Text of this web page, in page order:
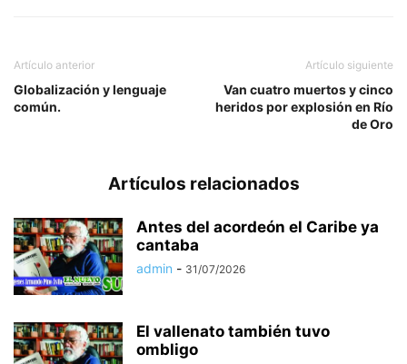
Artículo anterior
Globalización y lenguaje
común.
Artículo siguiente
Van cuatro muertos y cinco
heridos por explosión en Río
de Oro
Artículos relacionados
Antes del acordeón el Caribe ya
cantaba
admin - 31/07/2026
El vallenato también tuvo
ombligo